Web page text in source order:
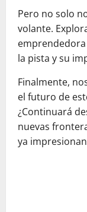
Pero no solo
volante.
la pista y su
Finalmente,
el futuro de
¿Continuará
nuevas
ya